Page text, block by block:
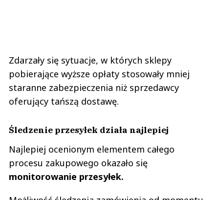
Zdarzały się sytuacje, w których sklepy
pobierające wyższe opłaty stosowały mniej
staranne zabezpieczenia niż sprzedawcy
oferujący tańszą dostawę.
Śledzenie przesyłek działa najlepiej
Najlepiej ocenionym elementem całego
procesu zakupowego okazało się
monitorowanie przesyłek.